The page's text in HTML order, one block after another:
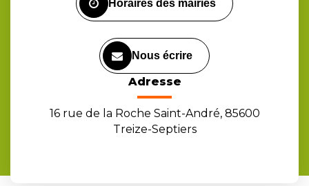
Horaires des mairies
Nous écrire
Adresse
16 rue de la Roche Saint-André, 85600
Treize-Septiers